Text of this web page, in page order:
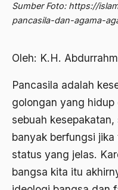
Sumber Foto: https://
pancasila-dan-agama-
Oleh: K.H.
Pancasila adalah
golongan yang
sebuah
banyak berfungsi
status yang jelas.
bangsa kita itu
2010
2008
2006
2005
2004
2003
Abdullah Badawi
Abdullah Syafi'i
Abdurrahman Addakhil
abdurrahman wahid
Aboulhasan Bani Sadr
abri